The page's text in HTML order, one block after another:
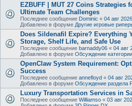
EZBUFF | MUT 27 Coins Strategies
Ultimate Team Challenges
Последнее сообщение Dominic « 04 авг
Добавлено в форуме Другие игровые
Does Sildenafil Expire? Everything
Storage, Shelf Life, and Safe Use
Последнее сообщение barnaddy06 « 04 авг
Добавлено в форуме Обсуждение категории
OpenClaw System Requirement:
Success
Последнее сообщение annefloyd « 04 авг
Добавлено в форуме Обсуждение раздела
Luxury Transportation Services in
Последнее сообщение Williamso « 03 авг